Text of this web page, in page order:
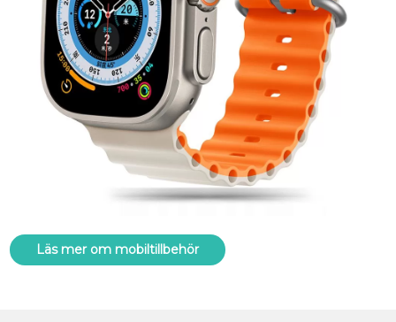
Läs mer om mobiltillbehör